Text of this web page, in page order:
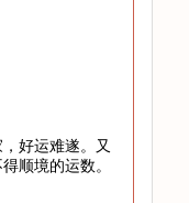
好运难遂。又
顺境的运数。